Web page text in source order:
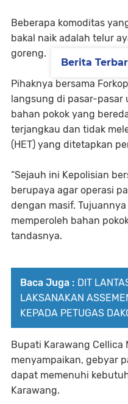
Beberapa komoditas
bakal naik adalah telur
goreng.
Pihaknya bersama
langsung di pasar-pasar
bahan pokok yang
terjangkau dan tidak
(HET) yang ditetapkan
“Sejauh ini Kepolisian
berupaya agar operasi
dengan masif.
memperoleh bahan
tandasnya.
Baca Juga : DIT
LAKSANAKAN
KEPADA PETUGAS
Bupati Karawang Cellica
menyampaikan, gebyar
dapat memenuhi
Karawang.
Berita